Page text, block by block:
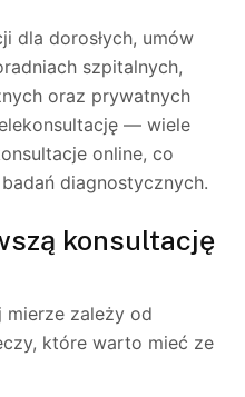
dla dorosłych, umów
szpitalnych,
oraz prywatnych
— wiele
online, co
diagnostycznych.
konsultację
zależy od
które warto mieć ze